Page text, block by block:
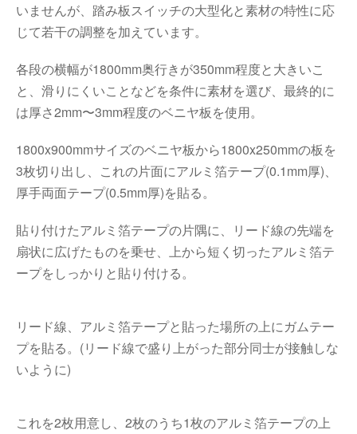
いませんが、踏み板スイッチの大型化と素材の特性に応
じて若干の調整を加えています。
各段の横幅が1800mm奥行きが350mm程度と大きいこ
と、滑りにくいことなどを条件に素材を選び、最終的に
は厚さ2mm〜3mm程度のベニヤ板を使用。
1800x900mmサイズのベニヤ板から1800x250mmの板を
3枚切り出し、これの片面にアルミ箔テープ(0.1mm厚)、
厚手両面テープ(0.5mm厚)を貼る。
貼り付けたアルミ箔テープの片隅に、リード線の先端を
扇状に広げたものを乗せ、上から短く切ったアルミ箔テ
ープをしっかりと貼り付ける。
リード線、アルミ箔テープと貼った場所の上にガムテー
プを貼る。(リード線で盛り上がった部分同士が接触しな
いように)
これを2枚用意し、2枚のうち1枚のアルミ箔テープの上